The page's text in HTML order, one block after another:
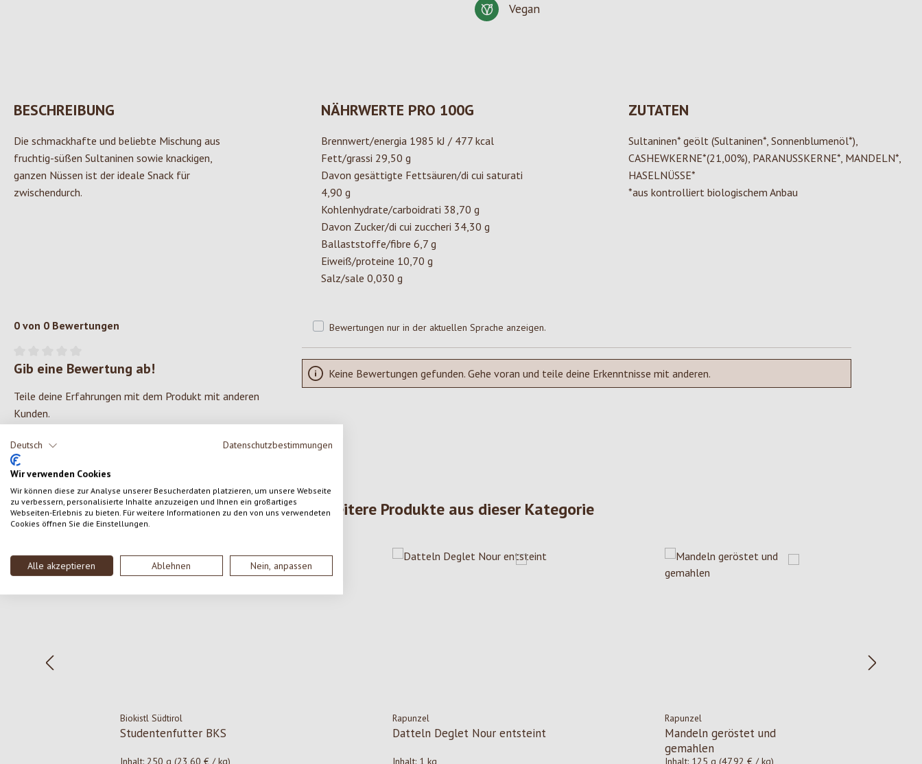
Deutsch Datenschutzbestimmungen
Wir verwenden Cookies
Wir können diese zur Analyse unserer Besucherdaten platzieren, um unsere Webseite
zu verbessern, personalisierte Inhalte anzuzeigen und Ihnen ein großartiges
Webseiten-Erlebnis zu bieten. Für weitere Informationen zu den von uns verwendeten
Cookies öffnen Sie die Einstellungen.
Alle akzeptieren Ablehnen Nein, anpassen
Vegan
BESCHREIBUNG
Die schmackhafte und beliebte Mischung aus
fruchtig-süßen Sultaninen sowie knackigen,
ganzen Nüssen ist der ideale Snack für
zwischendurch.
NÄHRWERTE PRO 100G
Brennwert/energia 1985 kJ / 477 kcal
Fett/grassi 29,50 g
Davon gesättigte Fettsäuren/di cui saturati
4,90 g
Kohlenhydrate/carboidrati 38,70 g
Davon Zucker/di cui zuccheri 34,30 g
Ballaststoffe/fibre 6,7 g
Eiweiß/proteine 10,70 g
Salz/sale 0,030 g
ZUTATEN
Sultaninen* geölt (Sultaninen*, Sonnenblumenöl*),
CASHEWKERNE*(21,00%), PARANUSSKERNE*, MANDELN*,
HASELNÜSSE*
*aus kontrolliert biologischem Anbau
0 von 0 Bewertungen
Durchschnittliche Bewertung von 0 von 5 Sternen
Gib eine Bewertung ab!
Teile deine Erfahrungen mit dem Produkt mit anderen
Kunden.
SCHREIBE EINE BEWERTUNG
Bewertungen nur in der aktuellen Sprache anzeigen.
Keine Bewertungen gefunden. Gehe voran und teile deine Erkenntnisse mit anderen.
Weitere Produkte aus dieser Kategorie
Biokistl Südtirol
Studentenfutter BKS
Inhalt:250 g(23,60 € / kg)
Rapunzel
Datteln Deglet Nour entsteint
Inhalt: 1 kg
Rapunzel
Mandeln geröstet und
gemahlen
Inhalt: 125 g (47,92 € / kg)